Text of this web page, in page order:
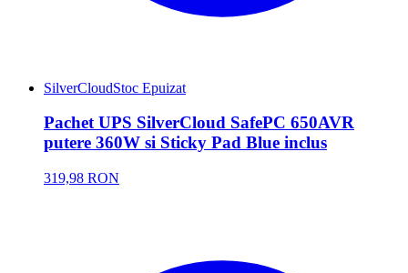
SilverCloudStoc Epuizat
Pachet UPS SilverCloud SafePC 650AVR
putere 360W si Sticky Pad Blue inclus
319,98 RON